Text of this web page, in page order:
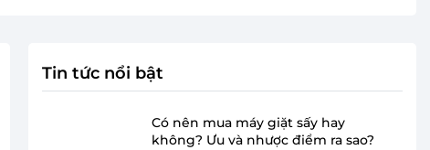
Tin tức nổi bật
Có nên mua máy giặt sấy hay
không? Ưu và nhược điểm ra sao?